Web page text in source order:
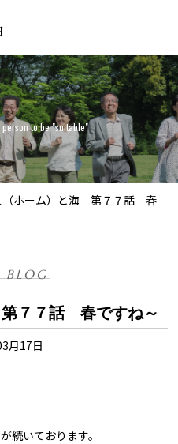
to be "suitable"
（ホーム）と海 第７７話 春
BLOG
７７話 春ですね～
月17日
続いております。